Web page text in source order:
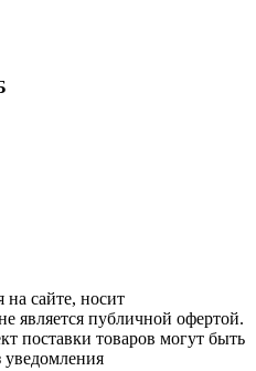
сайте, носит
является публичной офертой.
поставки товаров могут быть
уведомления